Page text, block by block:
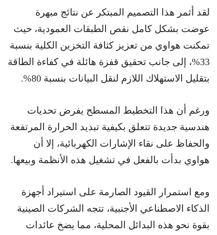
لقد أثمر هذا التصميم المبتكر عن نتائج مبهرة
عوضت بشكل كامل نقص الطبقات العمودية، حيث
تمكنت هواوي من تعزيز كثافة التخزين الكلية بنسبة
33%، إلى جانب تحقيق قفزة هائلة في كفاءة الطاقة
بتقليل الاستهلاك اللازم لنقل البيانات بنسبة 80%.
ورغم أن هذا التخطيط المسطح يفرض تحديات
هندسية جديدة تتعلق بكيفية تبديد الحرارة المرتفعة
والحفاظ على نقاء الإشارات الكهربائية، إلا أن
هواوي بدأت بالفعل في تشغيل هذه الأنظمة وبيعها.
ومع استمرار القيود الصارمة على استيراد أجهزة
الذكاء الاصطناعي الأجنبية، تتجه الشركات الصينية
بقوة نحو هذه البدائل المحلية، مما يضخ عائدات